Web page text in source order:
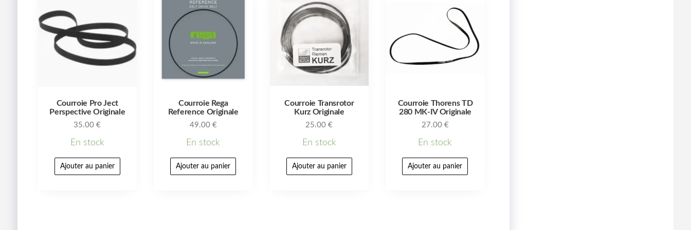
Courroie Pro Ject
Perspective Originale
35.00€
En stock
Ajouter au panier
Courroie Rega
Reference Originale
49.00 €
En stock
Ajouter au panier
Courroie Transrotor
Kurz Originale
25.00€
En stock
Ajouter au panier
Courroie Thorens TD
280 MK-IV Originale
27.00 €
En stock
Ajouter au panier